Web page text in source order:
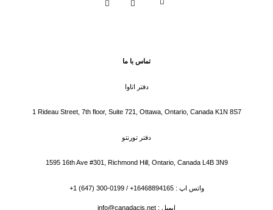
تماس با ما
دفتر اتاوا
1 Rideau Street, 7th floor, Suite 721, Ottawa, Ontario, Canada K1N 8S7
دفتر تورنتو
1595 16th Ave #301, Richmond Hill, Ontario, Canada L4B 3N9
واتس اپ : 16468894165+ / 0199-300 (647) 1+
ایمیل : info@canadacis.net